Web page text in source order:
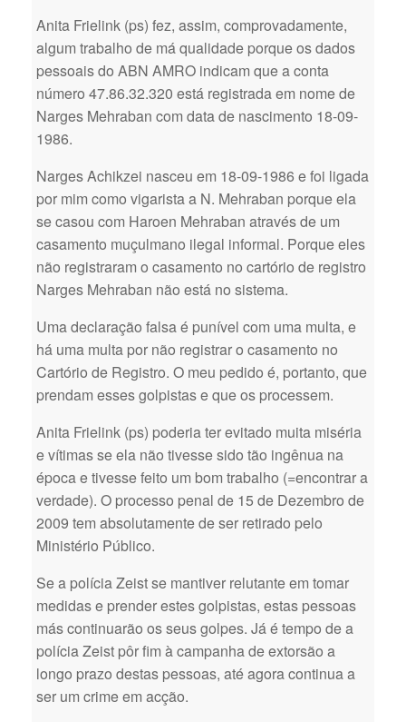
Anita Frielink (ps) fez, assim, comprovadamente,
algum trabalho de má qualidade porque os dados
pessoais do ABN AMRO indicam que a conta
número 47.86.32.320 está registrada em nome de
Narges Mehraban com data de nascimento 18-09-
1986.
Narges Achikzei nasceu em 18-09-1986 e foi ligada
por mim como vigarista a N. Mehraban porque ela
se casou com Haroen Mehraban através de um
casamento muçulmano ilegal informal. Porque eles
não registraram o casamento no cartório de registro
Narges Mehraban não está no sistema.
Uma declaração falsa é punível com uma multa, e
há uma multa por não registrar o casamento no
Cartório de Registro. O meu pedido é, portanto, que
prendam esses golpistas e que os processem.
Anita Frielink (ps) poderia ter evitado muita miséria
e vítimas se ela não tivesse sido tão ingênua na
época e tivesse feito um bom trabalho (=encontrar a
verdade). O processo penal de 15 de Dezembro de
2009 tem absolutamente de ser retirado pelo
Ministério Público.
Se a polícia Zeist se mantiver relutante em tomar
medidas e prender estes golpistas, estas pessoas
más continuarão os seus golpes. Já é tempo de a
polícia Zeist pôr fim à campanha de extorsão a
longo prazo destas pessoas, até agora continua a
ser um crime em acção.